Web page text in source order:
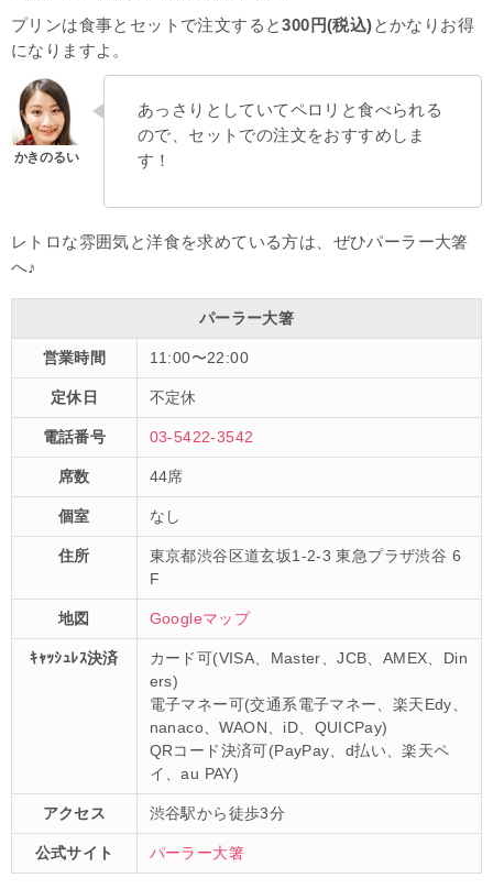
プリンは食事とセットで注文すると300円(税込)とかなりお得
になりますよ。
あっさりとしていてペロリと食べられる
ので、セットでの注文をおすすめしま
す！
レトロな雰囲気と洋食を求めている方は、ぜひパーラー大箸
へ♪
パーラー大箸
営業時間 11:00〜22:00
定休日 不定休
電話番号 03-5422-3542
席数 44席
個室 なし
住所
東京都渋谷区道玄坂1-2-3 東急プラザ渋谷 6
F
地図 Googleマップ
ｷｬｯｼｭﾚｽ決済
カード可(VISA、Master、JCB、AMEX、Din
ers)
電子マネー可(交通系電子マネー、楽天Edy、
nanaco、WAON、iD、QUICPay)
QRコード決済可(PayPay、d払い、楽天ペ
イ、au PAY)
アクセス 渋谷駅から徒歩3分
公式サイト パーラー大箸